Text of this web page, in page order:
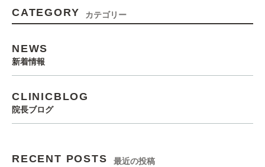
CATEGORY カテゴリー
NEWS
新着情報
CLINICBLOG
院長ブログ
RECENT POSTS 最近の投稿